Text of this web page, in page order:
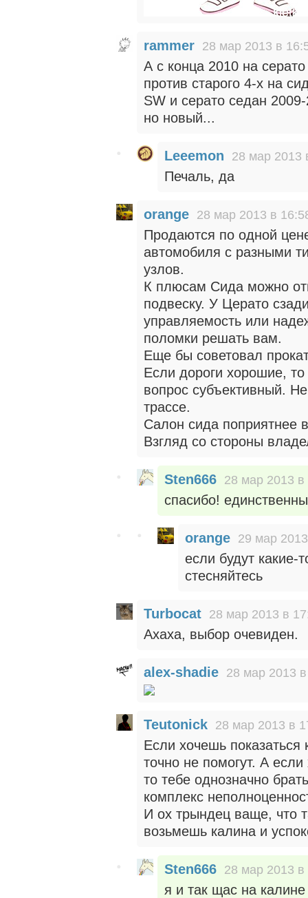
rammer 28 мар 2013 в
А с конца 2010 на
против старого 4-х на
SW и серато седан
но новый...
Leeemon 28 мар 2013
Печаль, да
orange 28 мар 2013 в
Продаются по одной
автомобиля с разными
узлов.
К плюсам Сида можно
подвеску. У Церато
управляемость или
поломки решать вам.
Еще бы советовал
Если дороги хорошие,
вопрос субъективный.
трассе.
Салон сида поприятнее
Взгляд со стороны
Sten666 28 мар 2013 в
спасибо!
orange 29 мар
если будут
стесняйтесь
Turbocat 28 мар 2013 в
Ахаха, выбор очевиден.
alex-shadie 28 мар 2013
Teutonick 28 мар 2013 в
Если хочешь показаться
точно не помогут. А
то тебе однозначно
комплекс
И ох трындец ваще, что
возьмешь калина и
Sten666 28 мар 2013 в
я и так щас на